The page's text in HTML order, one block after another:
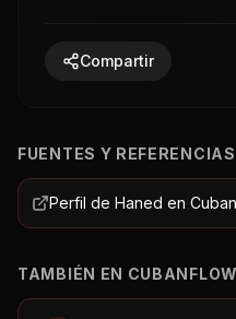
Compartir
FUENTES Y REFERENCIAS
Perfil de Haned en
TAMBIÉN EN CUBANFLOW